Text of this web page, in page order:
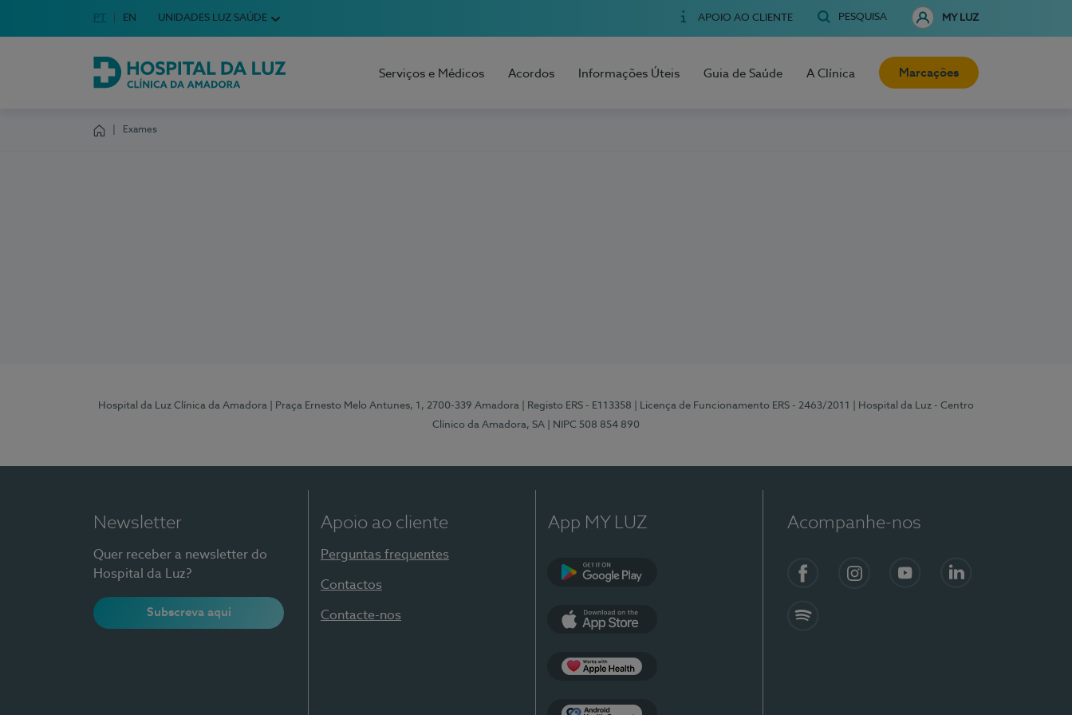
Escolha o seu idioma
Idioma em Português
PT English Language
EN UNIDADES LUZ SAÚDE APOIO AO CLIENTE PESQUISA MY LUZ
Hospital da Luz Clínica da Amadora
Serviços e Médicos Acordos Informações Úteis Guia de Saúde A Clínica Marcações
Exames
Hospital da Luz Clínica da Amadora | Praça Ernesto Melo Antunes, 1, 2700-339 Amadora | Registo ERS - E113358 | Licença de Funcionamento ERS - 2463/2011
| Hospital da Luz - Centro
Clínico da Amadora, SA
| NIPC 508 854 890
Newsletter
Quer receber a newsletter do
Hospital da Luz?
Subscreva aqui
Apoio ao cliente
Perguntas frequentes
Contactos
Contacte-nos
App MY LUZ Acompanhe-nos